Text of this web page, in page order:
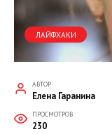
ЛАЙФХАКИ
АВТОР
Елена Гаранина
ПРОСМОТРОВ
230